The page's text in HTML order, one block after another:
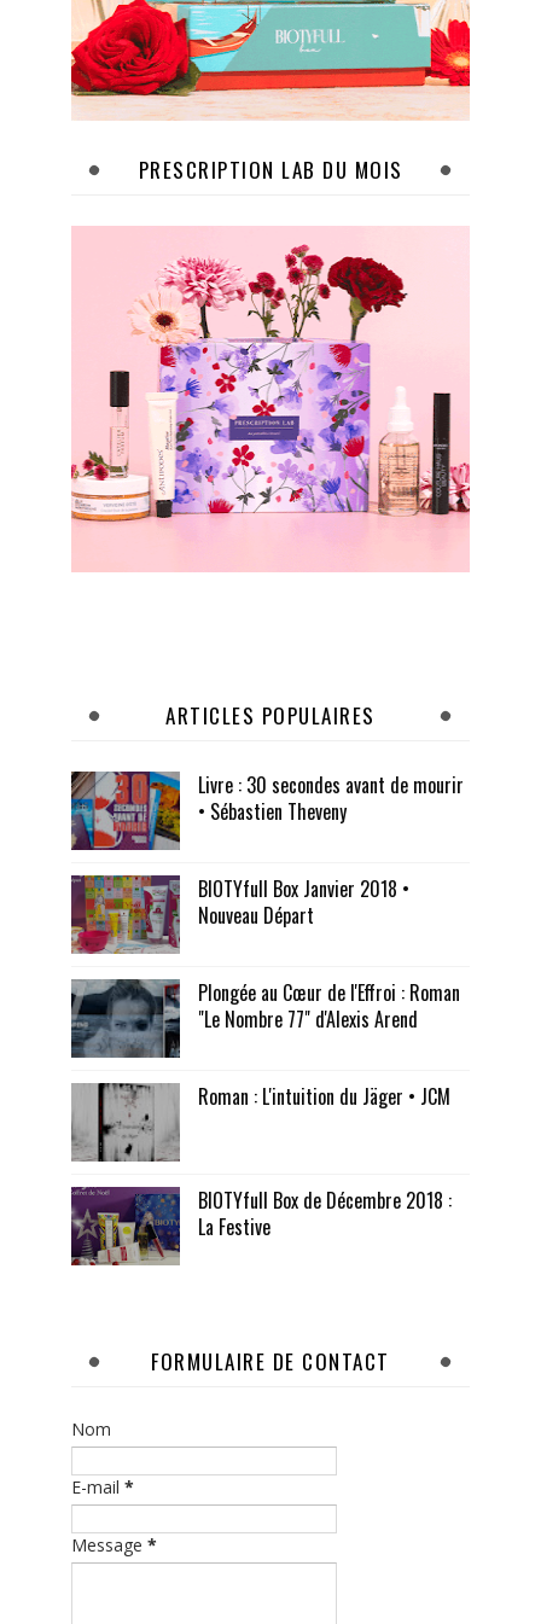
PRESCRIPTION LAB DU MOIS
ARTICLES POPULAIRES
Livre : 30 secondes avant de mourir
• Sébastien Theveny
BIOTYfull Box Janvier 2018 •
Nouveau Départ
Plongée au Cœur de l'Effroi : Roman
"Le Nombre 77" d'Alexis Arend
Roman : L'intuition du Jäger • JCM
BIOTYfull Box de Décembre 2018 :
La Festive
FORMULAIRE DE CONTACT
Nom
E-mail *
Message *